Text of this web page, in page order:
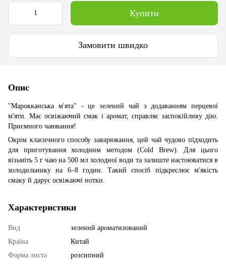
Купити
Замовити швидко
Опис
"Марокканська м'ята" - це зелений чай з додаванням перцевої
м'яти. Має освіжаючий смак і аромат, справляє заспокійливу дію.
Приємного чаювання!
Окрім класичного способу заварювання, цей чай чудово підходить
для приготування холодним методом (Cold Brew). Для цього
візьміть 5 г чаю на 500 мл холодної води та залиште настоюватися в
холодильнику на 6–8 годин. Такий спосіб підкреслює м'якість
смаку й дарує освіжаючі нотки.
Характеристики
Вид
зелений ароматизований
Країна
Китай
Форма листа
розсипний